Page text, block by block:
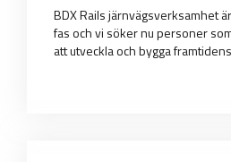
BDX Rails järnvägsverksamhet
fas och vi söker nu personer
att utveckla och bygga